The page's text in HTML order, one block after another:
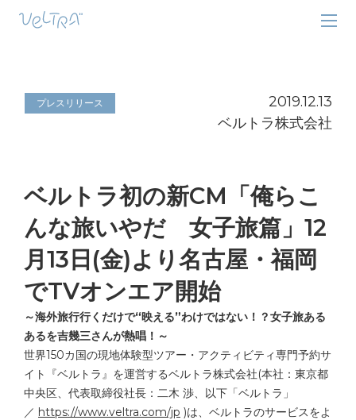
プレスリリース
2019.12.13
ベルトラ株式会社
ベルトラ初の新CM「俺らこ
んな旅いやだ 女子旅篇」12
月13日(金)より名古屋・福岡
でTVオンエア開始
～海外旅行行くだけで“映える”わけではない！？女子旅ある
あるを吉幾三さんが熱唱！～
世界150カ国の現地体験型ツアー・アクティビティ専門予約サ
イト『ベルトラ』を運営するベルトラ株式会社(本社：東京都
中央区、代表取締役社長：二木 渉、以下「ベルトラ」
／ https://www.veltra.com/jp )は、ベルトラのサービスをよ